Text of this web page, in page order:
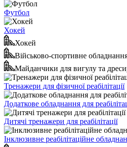
Футбол
Хокей
Хокей
Військово-спортивне
Майданчики для вигулу та
Тренажери для фізичної реабілітації
Додаткове обладнання для
Дитячі тренажери для реабілітації
Інклюзивне реабілітаційне